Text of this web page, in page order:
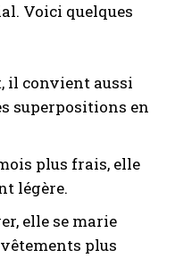
Voici quelques
il convient aussi
superpositions en
plus frais, elle
légère.
elle se marie
plus